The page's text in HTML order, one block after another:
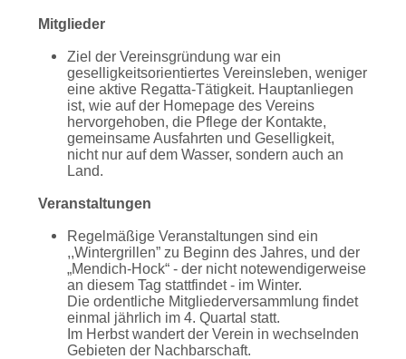
Mitglieder
Ziel der Vereinsgründung war ein
geselligkeitsorientiertes Vereinsleben, weniger
eine aktive Regatta-Tätigkeit. Hauptanliegen
ist, wie auf der Homepage des Vereins
hervorgehoben, die Pflege der Kontakte,
gemeinsame Ausfahrten und Geselligkeit,
nicht nur auf dem Wasser, sondern auch an
Land.
Veranstaltungen
Regelmäßige Veranstaltungen sind ein
,,Wintergrillen” zu Beginn des Jahres, und der
„Mendich-Hock“ - der nicht notewendigerweise
an diesem Tag stattfindet - im Winter.
Die ordentliche Mitgliederversammlung findet
einmal jährlich im 4. Quartal statt.
Im Herbst wandert der Verein in wechselnden
Gebieten der Nachbarschaft.